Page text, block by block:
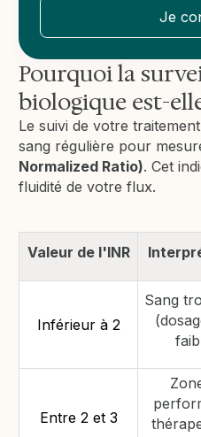
Je
Pourquoi la
biologique est-
Le suivi de votre
sang régulière pour
Normalized Ratio). Cet
fluidité de votre flux.
Valeur de l'INR
Inférieur à 2
Sang
Entre 2 et 3